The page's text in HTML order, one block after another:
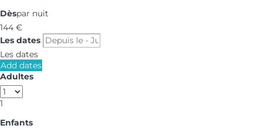
Dèspar nuit
144 €
Les dates
Les dates
Add dates
Adultes
1
Enfants